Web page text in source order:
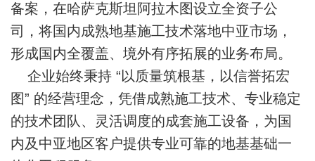
备案，在哈萨克斯坦阿拉木图设立全资子公
司，将国内成熟地基施工技术落地中亚市场，
形成国内全覆盖、境外有序拓展的业务布局。
企业始终秉持 “以质量筑根基，以信誉拓宏
图” 的经营理念，凭借成熟施工技术、专业稳定
的技术团队、灵活调度的成套施工设备，为国
内及中亚地区客户提供专业可靠的地基基础一